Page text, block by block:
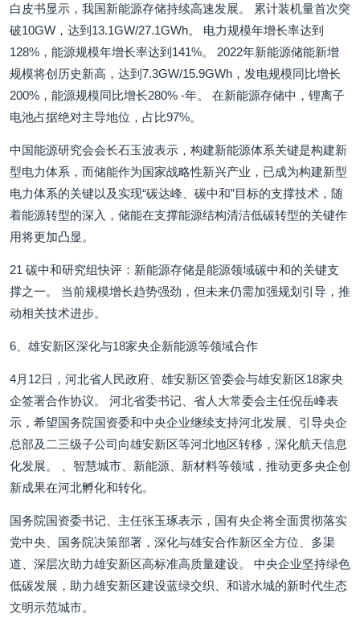
白皮书显示，我国新能源存储持续高速发展。 累计装机量首次突
破10GW，达到13.1GW/27.1GWh。 电力规模年增长率达到
128%，能源规模年增长率达到141%。 2022年新能源储能新增
规模将创历史新高，达到7.3GW/15.9GWh，发电规模同比增长
200%，能源规模同比增长280% -年。 在新能源存储中，锂离子
电池占据绝对主导地位，占比97%。
中国能源研究会会长石玉波表示，构建新能源体系关键是构建新
型电力体系，而储能作为国家战略性新兴产业，已成为构建新型
电力体系的关键以及实现“碳达峰、碳中和”目标的支撑技术，随
着能源转型的深入，储能在支撑能源结构清洁低碳转型的关键作
用将更加凸显。
21 碳中和研究组快评：新能源存储是能源领域碳中和的关键支
撑之一。 当前规模增长趋势强劲，但未来仍需加强规划引导，推
动相关技术进步。
6、雄安新区深化与18家央企新能源等领域合作
4月12日，河北省人民政府、雄安新区管委会与雄安新区18家央
企签署合作协议。 河北省委书记、省人大常委会主任倪岳峰表
示，希望国务院国资委和中央企业继续支持河北发展、引导央企
总部及二三级子公司向雄安新区等河北地区转移，深化航天信息
化发展。 、智慧城市、新能源、新材料等领域，推动更多央企创
新成果在河北孵化和转化。
国务院国资委书记、主任张玉琢表示，国有央企将全面贯彻落实
党中央、国务院决策部署，深化与雄安合作新区全方位、多渠
道、深层次助力雄安新区高标准高质量建设。 中央企业坚持绿色
低碳发展，助力雄安新区建设蓝绿交织、和谐水城的新时代生态
文明示范城市。